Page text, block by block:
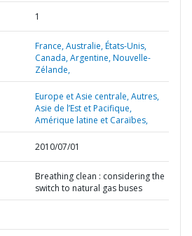
1
France,Australie,États-Unis,
Canada,Argentine,Nouvelle-
Zélande,
Europe et Asie centrale,Autres,
Asie de l’Est et Pacifique,
Amérique latine et Caraïbes,
2010/07/01
Breathing clean : considering the
switch to natural gas buses